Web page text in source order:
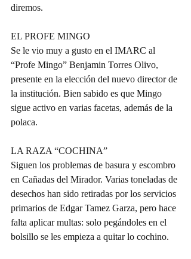
diremos.
EL PROFE MINGO
Se le vio muy a gusto en el IMARC al
“Profe Mingo” Benjamin Torres Olivo,
presente en la elección del nuevo director de
la institución. Bien sabido es que Mingo
sigue activo en varias facetas, además de la
polaca.
LA RAZA “COCHINA”
Siguen los problemas de basura y escombro
en Cañadas del Mirador. Varias toneladas de
desechos han sido retiradas por los servicios
primarios de Edgar Tamez Garza, pero hace
falta aplicar multas: solo pegándoles en el
bolsillo se les empieza a quitar lo cochino.